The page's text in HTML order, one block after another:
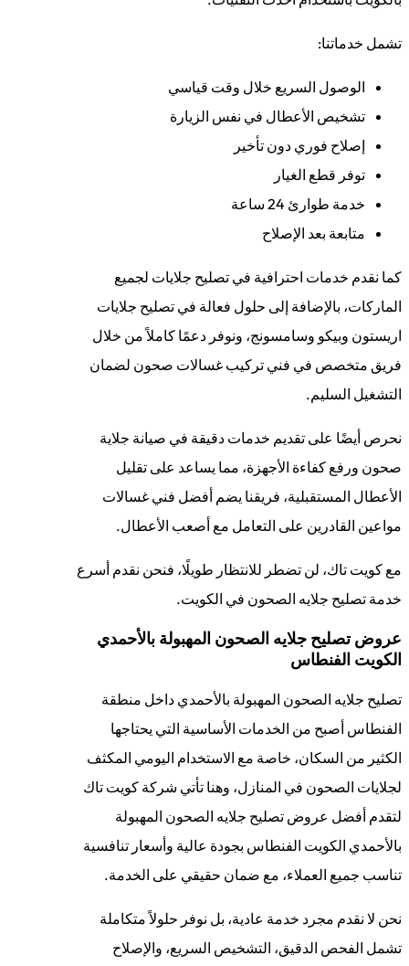
تشمل خدماتنا:
الوصول السريع خلال وقت قياسي
تشخيص الأعطال في نفس الزيارة
إصلاح فوري دون تأخير
توفر قطع الغيار
خدمة طوارئ 24 ساعة
متابعة بعد الإصلاح
كما نقدم خدمات احترافية في تصليح جلايات لجميع
الماركات، بالإضافة إلى حلول فعالة في تصليح جلايات
اريستون وبيكو وسامسونج، ونوفر دعمًا كاملاً من خلال
فريق متخصص في فني تركيب غسالات صحون لضمان
التشغيل السليم.
نحرص أيضًا على تقديم خدمات دقيقة في صيانة جلاية
صحون ورفع كفاءة الأجهزة، مما يساعد على تقليل
الأعطال المستقبلية، فريقنا يضم أفضل فني غسالات
مواعين القادرين على التعامل مع أصعب الأعطال.
مع كويت تاك، لن تضطر للانتظار طويلًا، فنحن نقدم أسرع
خدمة تصليح جلايه الصحون في الكويت.
عروض تصليح جلايه الصحون المهبولة بالأحمدي
الكويت الفنطاس
تصليح جلايه الصحون المهبولة بالأحمدي داخل منطقة
الفنطاس أصبح من الخدمات الأساسية التي يحتاجها
الكثير من السكان، خاصة مع الاستخدام اليومي المكثف
لجلايات الصحون في المنازل، وهنا تأتي شركة كويت تاك
لتقدم أفضل عروض تصليح جلايه الصحون المهبولة
بالأحمدي الكويت الفنطاس بجودة عالية وأسعار تنافسية
تناسب جميع العملاء، مع ضمان حقيقي على الخدمة.
نحن لا نقدم مجرد خدمة عادية، بل نوفر حلولاً متكاملة
تشمل الفحص الدقيق، التشخيص السريع، والإصلاح